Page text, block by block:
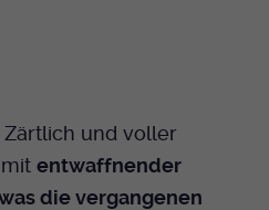
und voller
entwaffnender
die vergangenen